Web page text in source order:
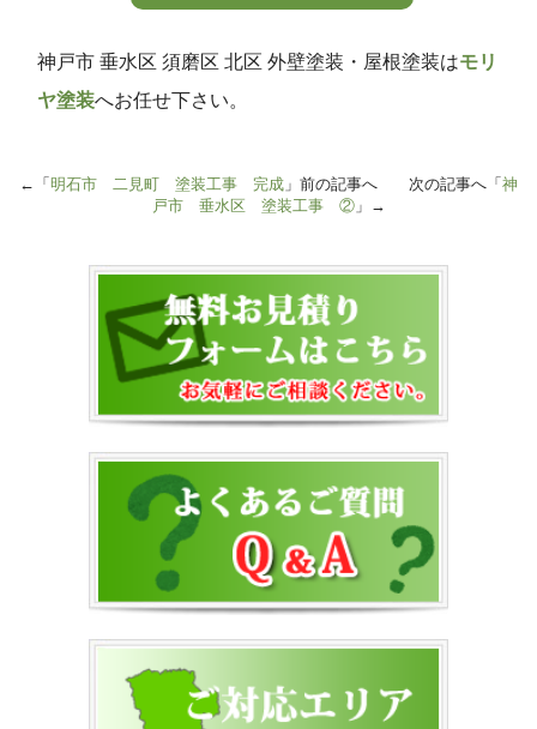
神戸市 垂水区 須磨区 北区 外壁塗装・屋根塗装はモリ
ヤ塗装へお任せ下さい。
←「 明石市 二見町 塗装工事 完成 」前の記事へ 次の記事へ「 神
戸市 垂水区 塗装工事 ②」→